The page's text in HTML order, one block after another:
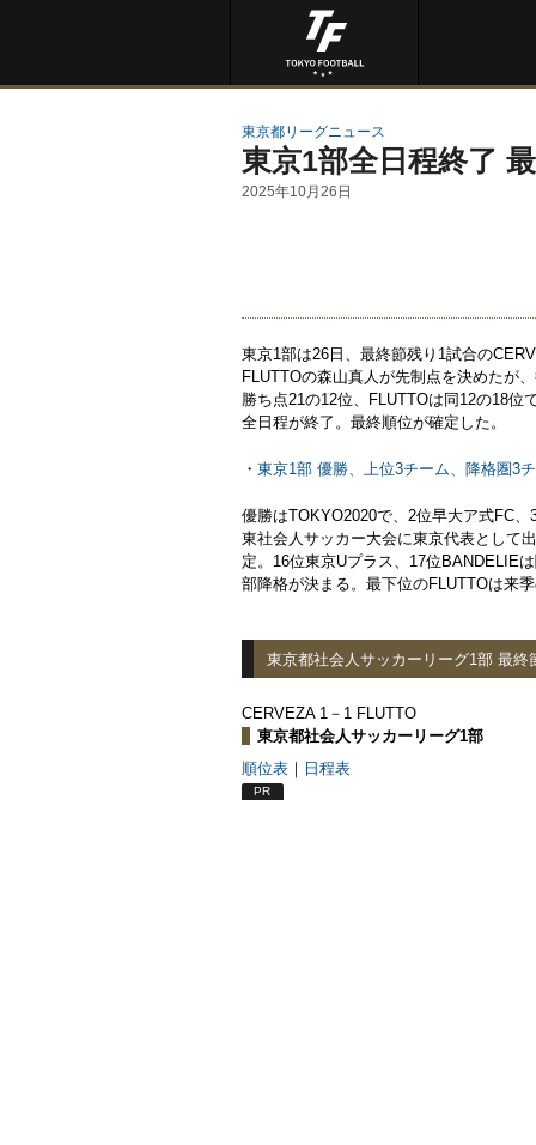
東京都リーグニュース
東京1部全日程終了
2025年10月26日
東京1部は26日、最終節残り1試合の
FLUTTOの森山真人が先制点を決めたが
勝ち点21の12位、FLUTTOは同12の18
全日程が終了。最終順位が確定した。
・ 東京1部 優勝、上位3チーム、降格圏3
優勝はTOKYO2020で、2位早大ア式FC
東社会人サッカー大会に東京代表として
定。16位東京Uプラス、17位BANDELIE
部降格が決まる。最下位のFLUTTOは来
東京都社会人サッカーリーグ1部 最終
CERVEZA 1－1 FLUTTO
東京都社会人サッカーリーグ1部
順位表 ｜ 日程表
PR